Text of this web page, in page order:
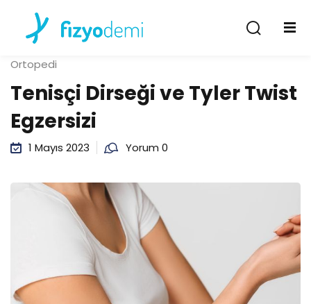
Ortopedi
Tenisçi Dirseği ve Tyler Twist
Egzersizi
1 Mayıs 2023 Yorum 0
Giriş Yap
Hesabın yok mu?Kayıt Ol
Beni hatırla Şifremi unuttum